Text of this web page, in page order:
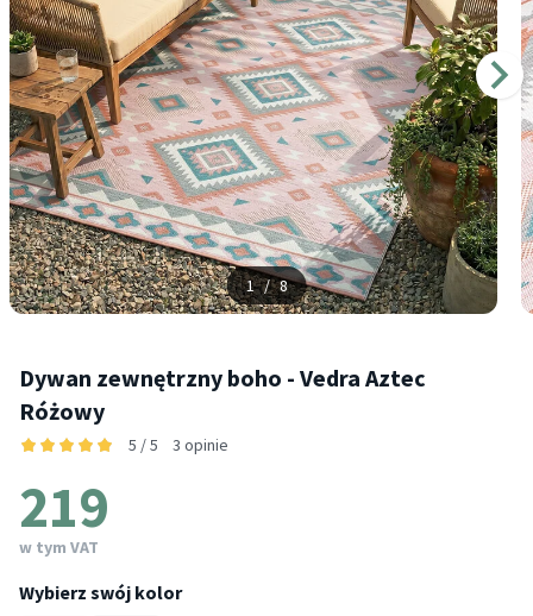
1 / 8
Dywan zewnętrzny boho - Vedra Aztec
Różowy
5 / 5 3 opinie
219
w tym VAT
Wybierz swój kolor